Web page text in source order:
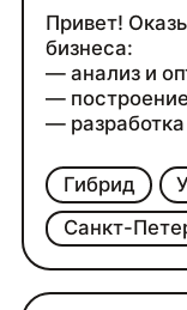
Гибрид
Санкт-
Привет!
бизнеса:
— анализ и
—
—
—
сотрудников
бизнеса
—
вопросам